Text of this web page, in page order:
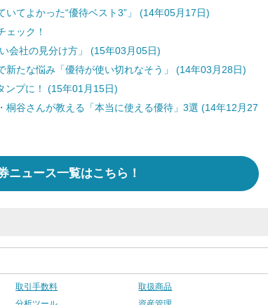
てよかった“優待ベスト3”」 (14年05月17日)
ェック！
会社の見分け方」 (15年03月05日)
新たな悩み「優待が使い切れなそう」 (14年03月28日)
ンプに！ (15年01月15日)
谷さんが教える「本当に使える優待」3選 (14年12月27
ニュース一覧はこちら！
取引手数料
取扱商品